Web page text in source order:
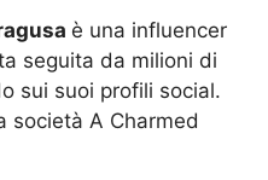
è una influencer
seguita da milioni di
sui suoi profili social.
società A Charmed